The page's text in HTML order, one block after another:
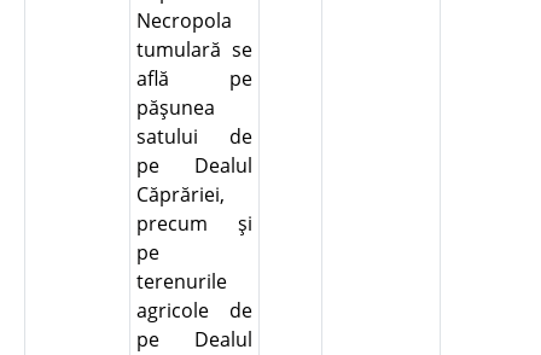
Necropola
tumulară se
află pe
păşunea
satului de
pe Dealul
Căprăriei,
precum şi
pe
terenurile
agricole de
pe Dealul